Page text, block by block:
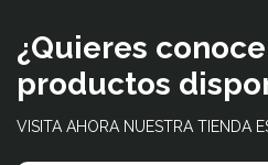
¿Quieres
productos
VISITA AHORA NUESTRA TIENDA